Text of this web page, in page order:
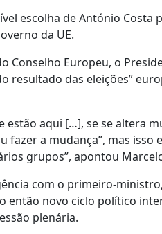
escolha de António Costa
da UE.
Conselho Europeu, o
resultado das eleições”
estão aqui […], se se altera
a mudança”, mas isso
grupos”, apontou
com o primeiro-
novo ciclo político
plenária.